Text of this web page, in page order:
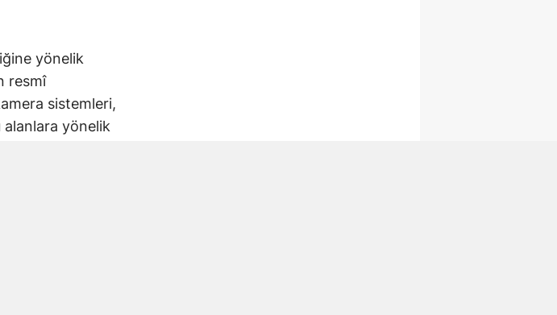
yönelik
resmî
sistemleri,
alanlara yönelik